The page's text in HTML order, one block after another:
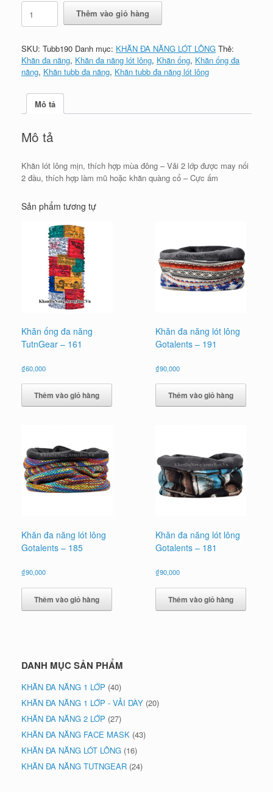
Khăn
năng
lông
Gotalents
-
lượng
Thêm vào giỏ hàng
SKU: Tubb190 Danh mục: KHĂN ĐA NĂNG LÓT LÔNG Thẻ:
Khăn đa năng, Khăn đa năng lót lông, Khăn ống, Khăn ống đa
năng, Khăn tubb đa năng, Khăn tubb đa năng lót lông
Mô tả
Mô tả
Khăn lót lông mịn, thích hợp mùa đông – Vải 2 lớp được may nối
2 đầu, thích hợp làm mũ hoặc khăn quàng cổ – Cực ấm
Sản phẩm tương tự
Khăn ống đa năng
TutnGear – 161
₫60,000
Thêm vào giỏ hàng
Khăn đa năng lót lông
Gotalents – 191
₫90,000
Thêm vào giỏ hàng
Khăn đa năng lót lông
Gotalents – 185
₫90,000
Thêm vào giỏ hàng
Khăn đa năng lót lông
Gotalents – 181
₫90,000
Thêm vào giỏ hàng
DANH MỤC SẢN PHẨM
KHĂN ĐA NĂNG 1 LỚP (40)
KHĂN ĐA NĂNG 1 LỚP - VẢI DÀY (20)
KHĂN ĐA NĂNG 2 LỚP (27)
KHĂN ĐA NĂNG FACE MASK (43)
KHĂN ĐA NĂNG LÓT LÔNG (16)
KHĂN ĐA NĂNG TUTNGEAR (24)